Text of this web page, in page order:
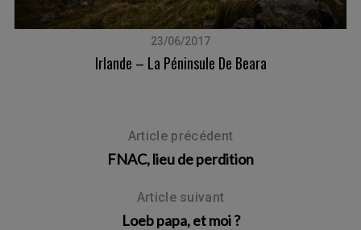
23/06/2017
Irlande – La Péninsule De Beara
Article précédent
FNAC, lieu de perdition
Article suivant
Loeb papa, et moi ?